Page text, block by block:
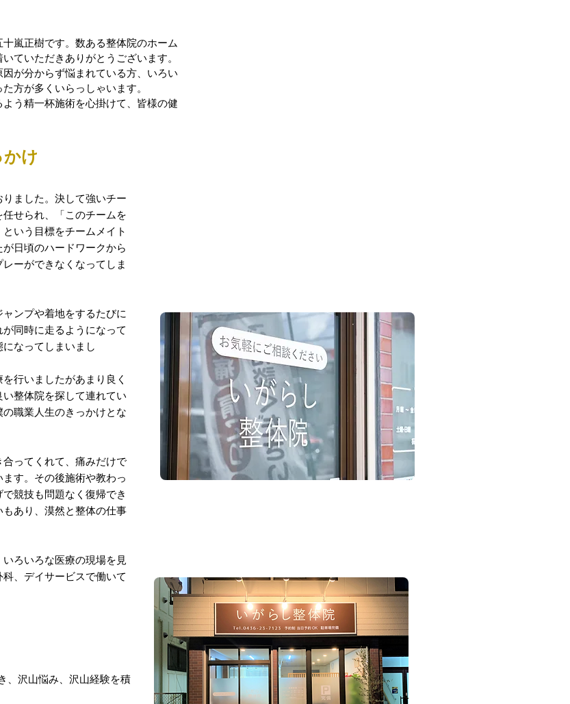
嵐正樹です。数ある整体院のホーム
ていただきありがとうございます。
が分からず悩まれている方、いろい
方が多くいらっしゃいます。
う精一杯施術を心掛けて、皆様の健
け
ました。 決して強いチー
せられ、
「このチームを
という目標をチームメイト
日頃のハードワークから
ーができなくなってしま
ンプや着地をするたびに
同時に走るようになって
なってしまいまし
行いましたがあまり良く
整体院を探して連れてい
職業人生のきっかけとな
ってくれて、痛みだけで
す。 その後​施術や教わっ
で競技も問題なく復帰でき
もあり、漠然と整体の仕事
ろいろな医療の現場を見
、デイサービスで働いて
、沢山悩み、沢山経験を積